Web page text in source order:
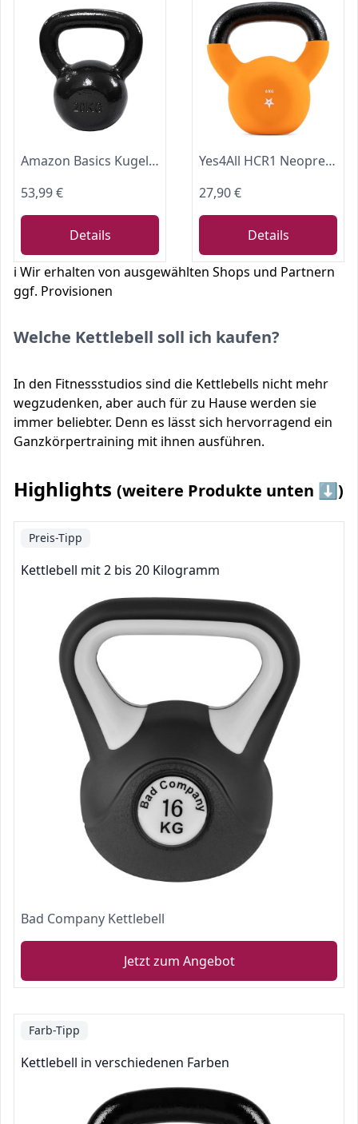
Amazon Basics Kugelhantel aus Gusseisen, 20 kg, Schwarz
53,99 €
Details
Yes4All HCR1 Neopren beschichtete Kettlebell, Krafttraining Kettlebells - 6KG Orange
27,90 €
Details
ℹ️ Wir erhalten von ausgewählten Shops und Partnern
ggf. Provisionen
Welche Kettlebell soll ich kaufen?
In den Fitnessstudios sind die Kettlebells nicht mehr
wegzudenken, aber auch für zu Hause werden sie
immer beliebter. Denn es lässt sich hervorragend ein
Ganzkörpertraining mit ihnen ausführen.
Highlights (weitere Produkte unten ⬇️)
Preis-Tipp
Kettlebell mit 2 bis 20 Kilogramm
Bad Company Kettlebell
Jetzt zum Angebot
Farb-Tipp
Kettlebell in verschiedenen Farben